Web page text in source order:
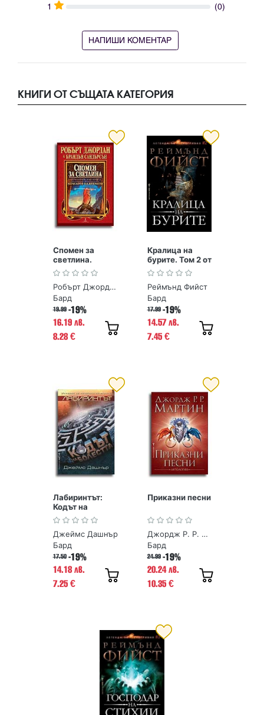
1
(0)
НАПИШИ КОМЕНТАР
КНИГИ ОТ СЪЩАТА КАТЕГОРИЯ
Спомен за
светлина.
КОЛЕЛОТО НА
ВРЕМЕТО /мека
корица/
Робърт Джордан, Брандън Сандърсън
Бард
19.99 -19%
16.19 лв.
8.28€
Кралица на
бурите. Том 2 от
Поредица
Легенда за
Огнегривия
Реймънд Фийст
Бард
17.99 -19%
14.57 лв.
7.45 €
Лабиринтът:
Кодът на
болестта
Джеймс Дашнър
Бард
17.50 -19%
14.18 лв.
7.25 €
Приказни песни
Джордж Р. Р. Мартин
Бард
24.99 -19%
20.24 лв.
10.35 €